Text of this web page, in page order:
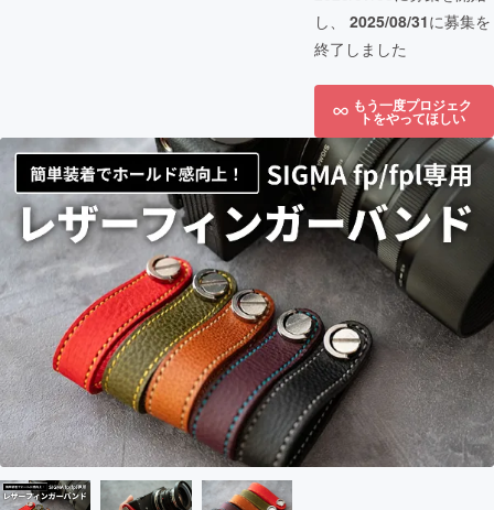
し、 2025/08/31に募集を
終了しました
もう一度プロジェク
トをやってほしい